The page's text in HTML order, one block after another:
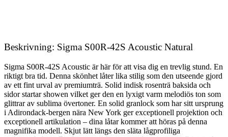
Beskrivning: Sigma S00R-42S Acoustic Natural
Sigma S00R-42S Acoustic är här för att visa dig en trevlig stund. En
riktigt bra tid. Denna skönhet låter lika stilig som den utseende gjord
av ett fint urval av premiumträ. Solid indisk rosenträ baksida och
sidor startar showen vilket ger den en lyxigt varm melodiös ton som
glittrar av sublima övertoner. En solid granlock som har sitt ursprung
i Adirondack-bergen nära New York ger exceptionell projektion och
exceptionell artikulation – dina låtar kommer att höras på denna
magnifika modell. Skjut lätt längs den släta lågprofiliga